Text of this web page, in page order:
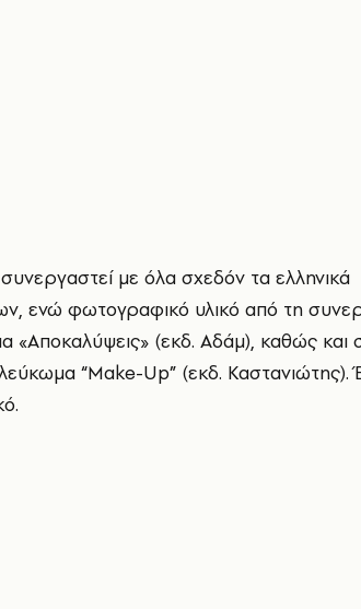
με όλα σχεδόν τα ελληνικά
ενώ φωτογραφικό υλικό από τη
«Αποκαλύψεις» (εκδ. Αδάμ), καθώς και
“Make-Up” (εκδ. Καστανιώτης).